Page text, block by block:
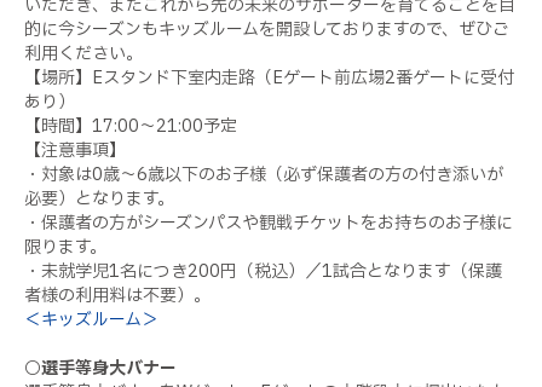
的に今シーズンもキッズルームを開設しておりますので、ぜひご
利用ください。
【場所】Eスタンド下室内走路（Eゲート前広場2番ゲートに受付
あり）
【時間】17:00～21:00予定
【注意事項】
・対象は0歳～6歳以下のお子様（必ず保護者の方の付き添いが
必要）となります。
・保護者の方がシーズンパスや観戦チケットをお持ちのお子様に
限ります。
・未就学児1名につき200円（税込）／1試合となります（保護
者様の利用料は不要）。
＜キッズルーム＞
○選手等身大バナー